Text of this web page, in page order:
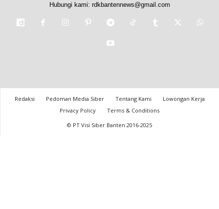
Hubungi kami: rdkbantennews@gmail.com
Redaksi Pedoman Media Siber Tentang Kami
Lowongan Kerja
Privacy Policy
Terms & Conditions
© PT Visi Siber Banten 2016-2025